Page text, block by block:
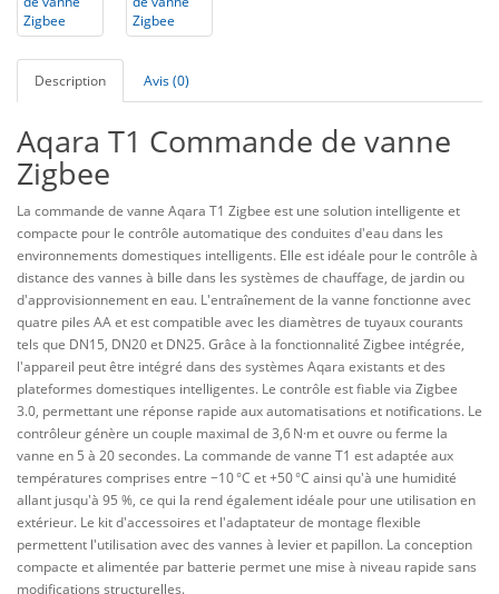
Description Avis (0)
Aqara T1 Commande de vanne
Zigbee
La commande de vanne Aqara T1 Zigbee est une solution intelligente et
compacte pour le contrôle automatique des conduites d'eau dans les
environnements domestiques intelligents. Elle est idéale pour le contrôle à
distance des vannes à bille dans les systèmes de chauffage, de jardin ou
d'approvisionnement en eau. L'entraînement de la vanne fonctionne avec
quatre piles AA et est compatible avec les diamètres de tuyaux courants
tels que DN15, DN20 et DN25. Grâce à la fonctionnalité Zigbee intégrée,
l'appareil peut être intégré dans des systèmes Aqara existants et des
plateformes domestiques intelligentes. Le contrôle est fiable via Zigbee
3.0, permettant une réponse rapide aux automatisations et notifications. Le
contrôleur génère un couple maximal de 3,6 N·m et ouvre ou ferme la
vanne en 5 à 20 secondes. La commande de vanne T1 est adaptée aux
températures comprises entre −10 °C et +50 °C ainsi qu'à une humidité
allant jusqu'à 95 %, ce qui la rend également idéale pour une utilisation en
extérieur. Le kit d'accessoires et l'adaptateur de montage flexible
permettent l'utilisation avec des vannes à levier et papillon. La conception
compacte et alimentée par batterie permet une mise à niveau rapide sans
modifications structurelles.